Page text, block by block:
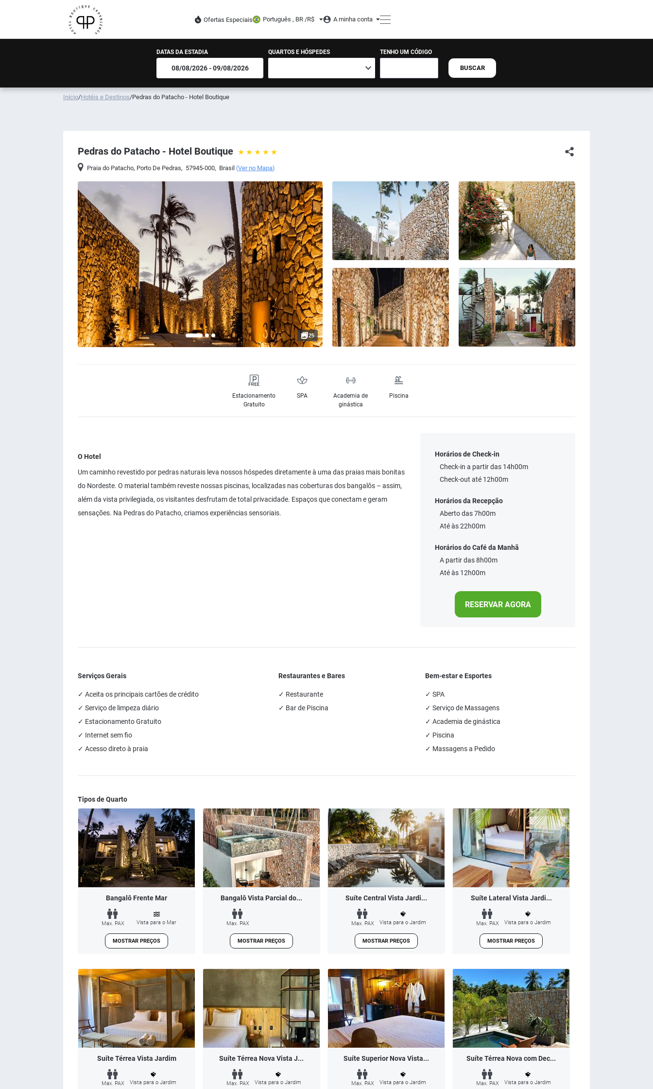
Ofertas Especiais Português , BR /R$ A minha conta
DATAS DA ESTADIA QUARTOS E HÓSPEDES TENHO UM CÓDIGO
BUSCAR
Início/Hotéis e Destinos/Pedras do Patacho - Hotel Boutique
Pedras do Patacho - Hotel Boutique
Praia do Patacho, Porto De Pedras, 57945-000, Brasil (Ver no Mapa)
25
Estacionamento
Gratuito
SPA
Academia de
ginástica
Piscina
O Hotel
Um caminho revestido por pedras naturais leva nossos hóspedes diretamente à uma das praias mais bonitas
do Nordeste. O material também reveste nossas piscinas, localizadas nas coberturas dos bangalôs – assim,
além da vista privilegiada, os visitantes desfrutam de total privacidade. Espaços que conectam e geram
sensações. Na Pedras do Patacho, criamos experiências sensoriais.
Horários de Check-in
Check-in a partir das 14h00m
Check-out até 12h00m
Horários da Recepção
Aberto das 7h00m
Até às 22h00m
Horários do Café da Manhã
A partir das 8h00m
Até às 12h00m
RESERVAR AGORA
Serviços Gerais
✓ Aceita os principais cartões de crédito
✓ Serviço de limpeza diário
✓ Estacionamento Gratuito
✓ Internet sem fio
✓ Acesso direto à praia
Restaurantes e Bares
✓ Restaurante
✓ Bar de Piscina
Bem-estar e Esportes
✓ SPA
✓ Serviço de Massagens
✓ Academia de ginástica
✓ Piscina
✓ Massagens a Pedido
Tipos de Quarto
Bangalô Frente Mar
Max. PAX Vista para o Mar
MOSTRAR PREÇOS
Bangalô Vista Parcial do...
Max. PAX
MOSTRAR PREÇOS
Suíte Central Vista Jardi...
Max. PAX Vista para o Jardim
MOSTRAR PREÇOS
Suíte Lateral Vista Jardi...
Max. PAX Vista para o Jardim
MOSTRAR PREÇOS
Suíte Térrea Vista Jardim
Max. PAX Vista para o Jardim
Suíte Térrea Nova Vista J...
Max. PAX Vista para o Jardim
Suíte Superior Nova Vista...
Max. PAX Vista para o Jardim
Suíte Térrea Nova com Dec...
Max. PAX Vista para o Jardim